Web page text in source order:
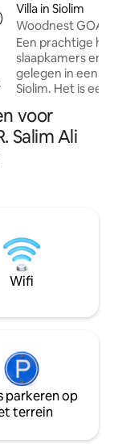
beoordeling van
Villa in Siolim
Woodnest GOA
Een prachtige
slaapkamers en
gelegen in een
Siolim. Het is een
woonkamer,
en een eigen
en supermarkten
uw
voor
Salim Ali
Wifi
parkeren op
terrein